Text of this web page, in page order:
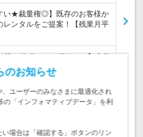
い★裁量権◎】既存のお客様か
ンタルをご提案！【残業月平
迎★基礎からの研修あり】◆営
は不問）【資格取得支援・退
所在
のお知らせ
ユーザーのみなさまに最適化され
「インフォマティブデータ」を利
場合は「確認する」ボタンのリン